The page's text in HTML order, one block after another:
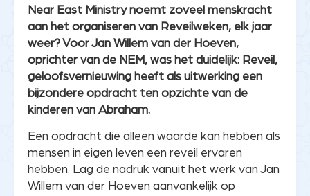
Near East Ministry noemt zoveel menskracht
aan het organiseren van Reveilweken, elk jaar
weer? Voor Jan Willem van der Hoeven,
oprichter van de NEM, was het duidelijk: Reveil,
geloofsvernieuwing heeft als uitwerking een
bijzondere opdracht ten opzichte van de
kinderen van Abraham.
Een opdracht die alleen waarde kan hebben als
mensen in eigen leven een reveil ervaren
hebben. Lag de nadruk vanuit het werk van Jan
Willem van der Hoeven aanvankelijk op